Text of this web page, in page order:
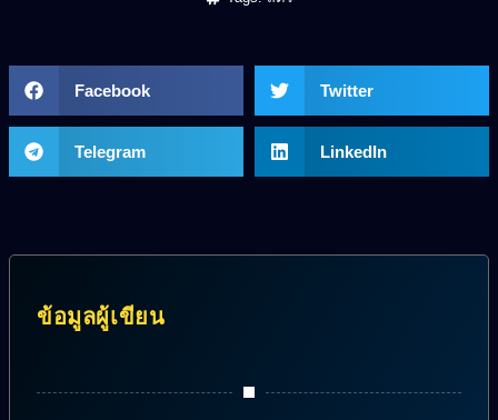
Facebook Twitter
Telegram LinkedIn
ข้อมูลผู้เขียน